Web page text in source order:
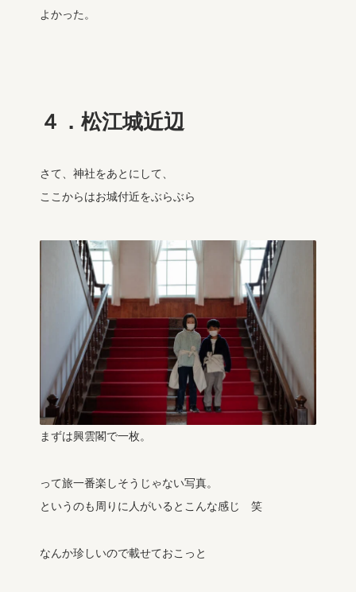
よかった。
４．松江城近辺
さて、神社をあとにして、
ここからはお城付近をぶらぶら
まずは興雲閣で一枚。
って旅一番楽しそうじゃない写真。
というのも周りに人がいるとこんな感じ 笑
なんか珍しいので載せておこっと